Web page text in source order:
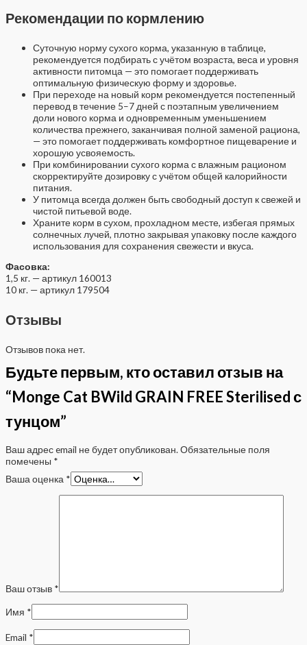
Рекомендации по кормлению
Суточную норму сухого корма, указанную в таблице,
рекомендуется подбирать с учётом возраста, веса и уровня
активности питомца — это помогает поддерживать
оптимальную физическую форму и здоровье.
При переходе на новый корм рекомендуется постепенный
перевод в течение 5–7 дней с поэтапным увеличением
доли нового корма и одновременным уменьшением
количества прежнего, заканчивая полной заменой рациона,
— это помогает поддерживать комфортное пищеварение и
хорошую усвояемость.
При комбинировании сухого корма с влажным рационом
скорректируйте дозировку с учётом общей калорийности
питания.
У питомца всегда должен быть свободный доступ к свежей и
чистой питьевой воде.
Храните корм в сухом, прохладном месте, избегая прямых
солнечных лучей, плотно закрывая упаковку после каждого
использования для сохранения свежести и вкуса.
Фасовка:
1,5 кг. — артикул 160013
10 кг. — артикул 179504
Отзывы
Отзывов пока нет.
Будьте первым, кто оставил отзыв на
“Monge Cat BWild GRAIN FREE Sterilised с
тунцом”
Ваш адрес email не будет опубликован. Обязательные поля
помечены *
Ваша оценка *
Ваш отзыв *
Имя *
Email *